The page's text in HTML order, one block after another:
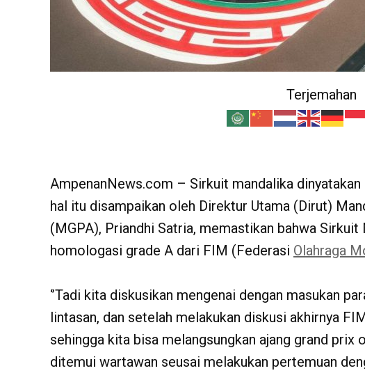
Terjemahan
AmpenanNews.com – Sirkuit mandalika
hal itu disampaikan oleh Direktur Utama (Dirut)
(MGPA), Priandhi Satria, memastikan bahwa
homologasi grade A dari FIM (Federasi Olahraga
‘’Tadi kita diskusikan mengenai dengan masukan
lintasan, dan setelah melakukan diskusi akhirnya
sehingga kita bisa melangsungkan ajang grand prix
ditemui wartawan seusai melakukan pertemuan